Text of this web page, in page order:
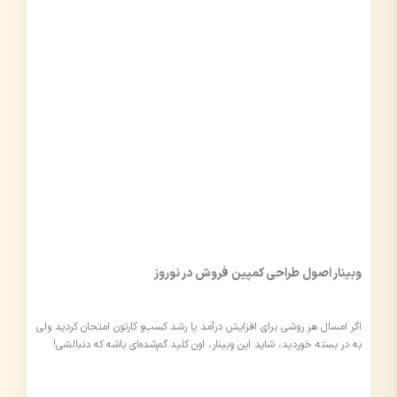
وبینار اصول طراحی کمپین فروش در نوروز
اگر امسال هر روشی برای افزایش درآمد یا رشد کسب‌و کارتون امتحان کردید ولی
به در بسته خوردید، شاید این وبینار، اون کلید گم‌شده‌ای باشه که دنبالشی!